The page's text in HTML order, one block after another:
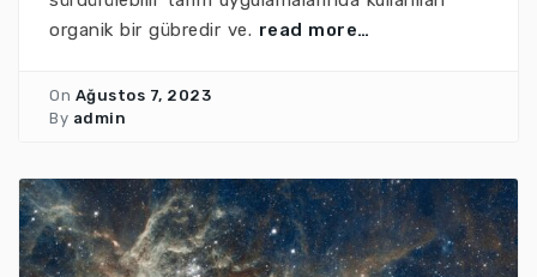
organik bir gübredir ve. read more…
On Ağustos 7, 2023
By admin